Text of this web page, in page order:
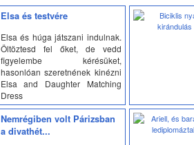
Elsa és testvére
Elsa és húga játszani indulnak.
Öltöztesd fel őket, de vedd
figyelembe kérésüket,
hasonlóan szeretnének kinézni
Elsa and Daughter Matching
Dress
Nemrégiben volt Párizsban
a divathét...